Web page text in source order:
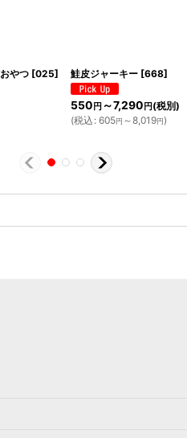
やつ [025] 鮭皮ジャーキー [668]
550 円 ～7,290 円 (税別)
(税込 : 605円 ～8,019円)